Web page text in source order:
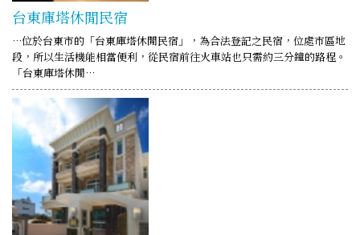
台東庫塔休閒民宿
…位於台東市的「台東庫塔休閒民宿」，為合法登記之民宿，位處市區地
段，所以生活機能相當便利，從民宿前往火車站也只需約三分鐘的路程。
「台東庫塔休閒…